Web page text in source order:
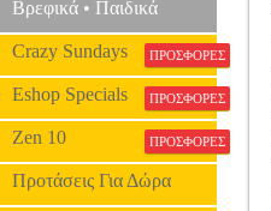
Βρεφικά • Παιδικά
Crazy Sundays ΠΡΟΣΦΟΡΕΣ
Eshop Specials ΠΡΟΣΦΟΡΕΣ
Zen 10 ΠΡΟΣΦΟΡΕΣ
Προτάσεις Για Δώρα